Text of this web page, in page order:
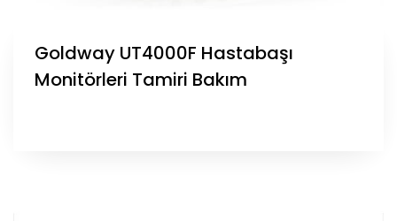
Goldway UT4000F Hastabaşı
Monitörleri Tamiri Bakım